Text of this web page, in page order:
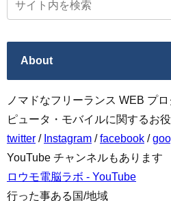
About
ノマドなフリーランス WEB プ
ピュータ・モバイルに関するお
twitter / Instagram /facebook /
YouTube チャンネルもあります
ロウモ電脳ラボ - YouTube
行った事ある国/地域